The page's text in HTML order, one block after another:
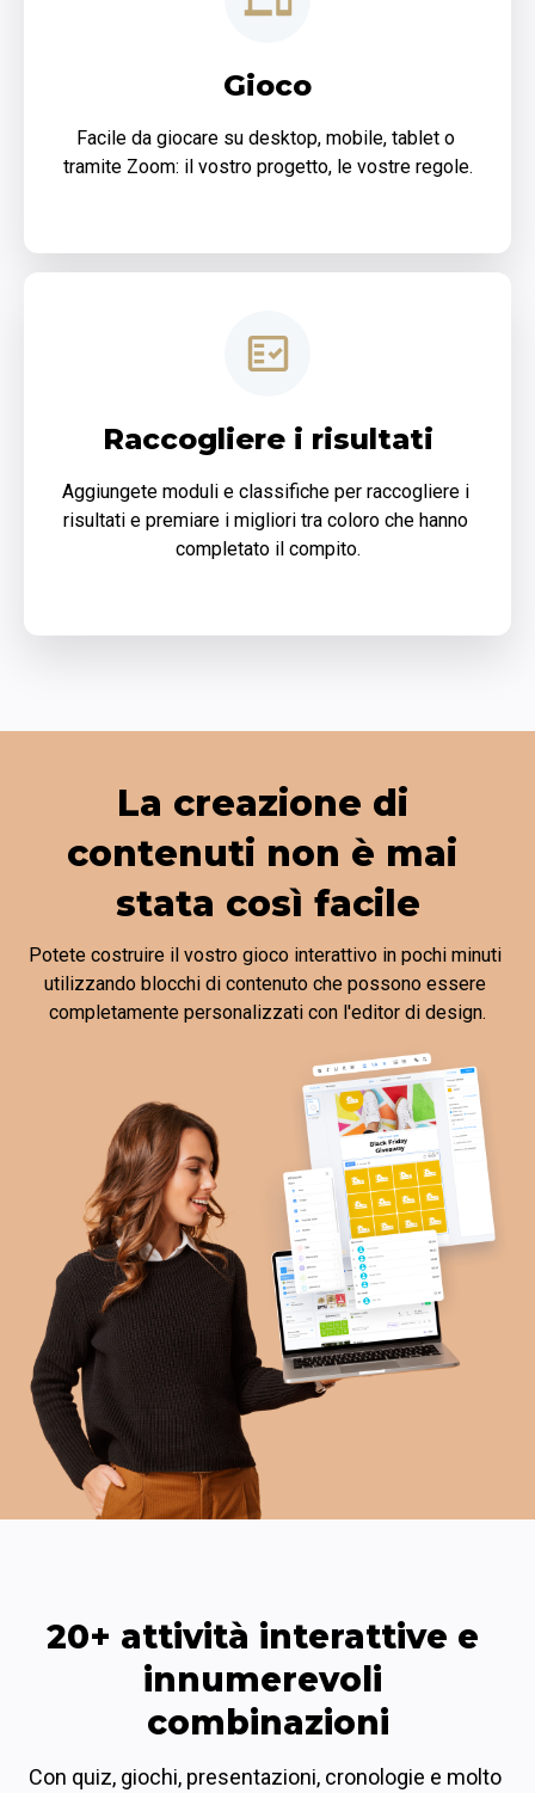
Gioco
Facile da giocare su desktop, mobile, tablet o
tramite Zoom: il vostro progetto, le vostre regole.
Raccogliere i risultati
Aggiungete moduli e classifiche per raccogliere i
risultati e premiare i migliori tra coloro che hanno
completato il compito.
La creazione di
contenuti non è mai
stata così facile
Potete costruire il vostro gioco interattivo in pochi minuti
utilizzando blocchi di contenuto che possono essere
completamente personalizzati con l'editor di design.
20+ attività interattive e
innumerevoli
combinazioni
Con quiz, giochi, presentazioni, cronologie e molto